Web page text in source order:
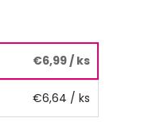
€6,99/ ks
€6,64 / ks